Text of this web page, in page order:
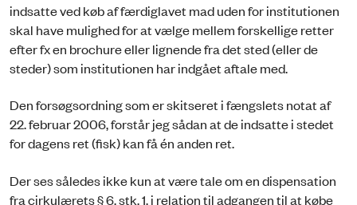
indsatte ved køb af færdiglavet mad uden for institutionen
skal have mulighed for at vælge mellem forskellige retter
efter fx en brochure eller lignende fra det sted (eller de
steder) som institutionen har indgået aftale med.
Den forsøgsordning som er skitseret i fængslets notat af
22. februar 2006, forstår jeg sådan at de indsatte i stedet
for dagens ret (fisk) kan få én anden ret.
Der ses således ikke kun at være tale om en dispensation
fra cirkulærets § 6, stk. 1, i relation til adgangen til at købe